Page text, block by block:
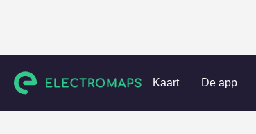
Kaart De app
Charging stations België Oost-Vlaanderen